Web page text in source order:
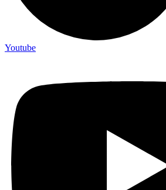
Youtube